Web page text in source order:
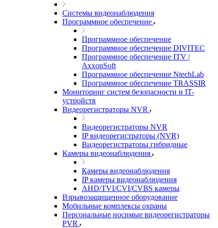
Системы видеонаблюдения
Программное обеспечение
Программное обеспечение
Программное обеспечение DIVITEC
Программное обеспечение ITV |
AxxonSoft
Программное обеспечение NtechLab
Программное обеспечение TRASSIR
Мониторинг систем безопасности и IT-
устройств
Видеорегистраторы NVR
Видеорегистраторы NVR
IP видеорегистраторы (NVR)
Видеорегистраторы гибридные
Камеры видеонаблюдения
Камеры видеонаблюдения
IP камеры видеонаблюдения
AHD/TVI/CVI/CVBS камеры
Взрывозащищенное оборудование
Мобильные комплексы охраны
Персональные носимые видеорегистраторы
PVR